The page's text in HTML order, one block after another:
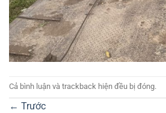
Cả bình luận và trackback hiện đều bị đóng.
← Trước